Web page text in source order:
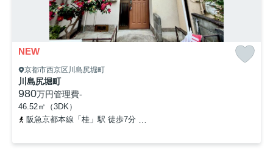
NEW
京都市西京区川島尻堀町
川島尻堀町
980万円管理費-
46.52㎡（3DK）
阪急京都本線「桂」駅 徒歩7分